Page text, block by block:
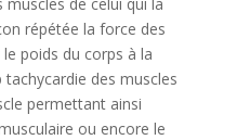
répétée la force des
poids du corps à la
des muscles
permettant ainsi
ou encore le